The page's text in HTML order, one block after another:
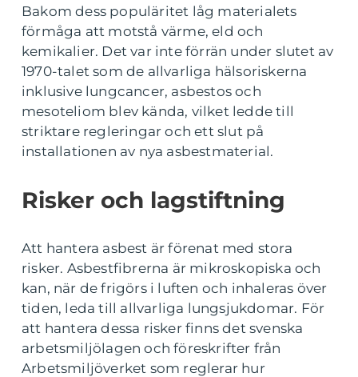
Bakom dess populäritet låg materialets
förmåga att motstå värme, eld och
kemikalier. Det var inte förrän under slutet av
1970-talet som de allvarliga hälsoriskerna
inklusive lungcancer, asbestos och
mesoteliom blev kända, vilket ledde till
striktare regleringar och ett slut på
installationen av nya asbestmaterial.
Risker och lagstiftning
Att hantera asbest är förenat med stora
risker. Asbestfibrerna är mikroskopiska och
kan, när de frigörs i luften och inhaleras över
tiden, leda till allvarliga lungsjukdomar. För
att hantera dessa risker finns det svenska
arbetsmiljölagen och föreskrifter från
Arbetsmiljöverket som reglerar hur